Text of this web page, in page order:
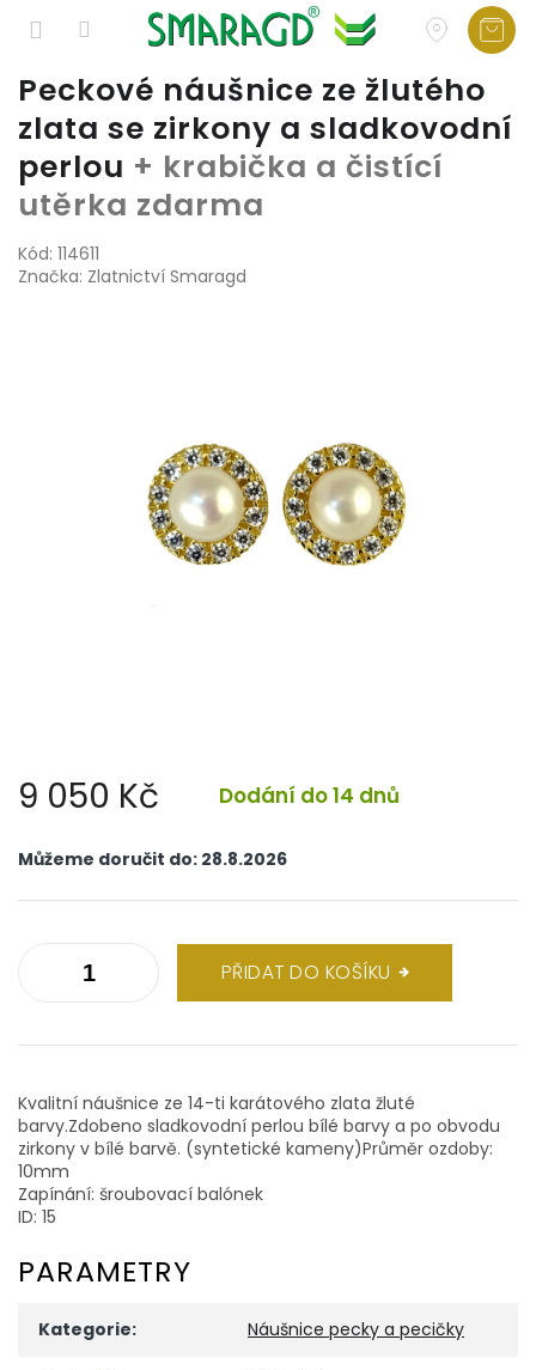
Přejít
obsah
Peckové náušnice ze žlutého
zlata se zirkony a sladkovodní
perlou + krabička a čistící
utěrka zdarma
Kód: 114611
Značka: Zlatnictví Smaragd
9 050 Kč Dodání do 14 dnů
cena:
Můžeme doručit do: 28.8.2026
PŘIDAT DO KOŠÍKU
Kvalitní náušnice ze 14-ti karátového zlata žluté
barvy.Zdobeno sladkovodní perlou bílé barvy a po obvodu
zirkony v bílé barvě. (syntetické kameny)Průměr ozdoby:
10mm
Zapínání: šroubovací balónek
ID: 15
PARAMETRY
Kategorie: Náušnice pecky a pecičky